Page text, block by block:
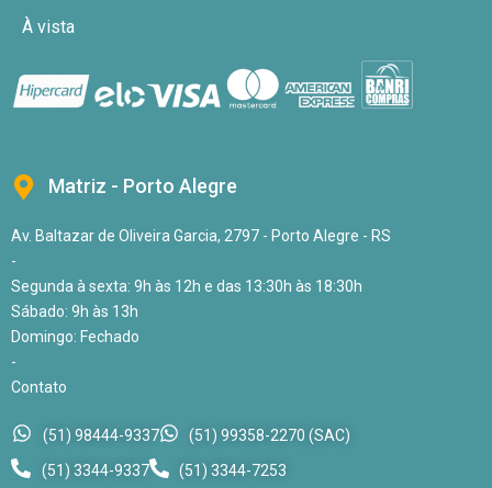
À vista
Matriz - Porto Alegre
Av. Baltazar de Oliveira Garcia, 2797 - Porto Alegre - RS
-
Segunda à sexta: 9h às 12h e das 13:30h às 18:30h
Sábado: 9h às 13h
Domingo: Fechado
-
Contato
(51) 98444-9337
(51) 99358-2270 (SAC)
(51) 3344-9337
(51) 3344-7253